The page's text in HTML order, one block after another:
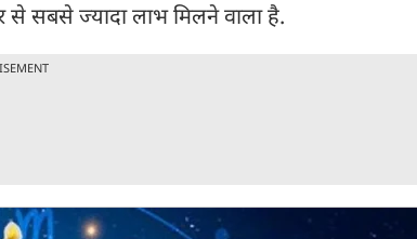
से सबसे ज्यादा लाभ मिलने वाला है.